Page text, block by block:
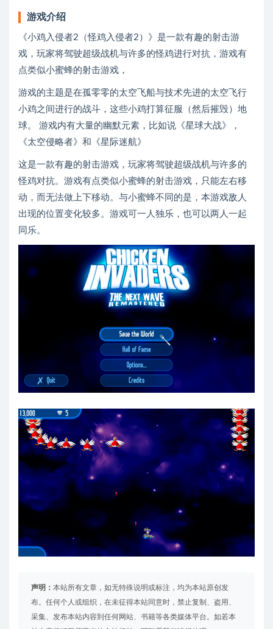
游戏介绍
《小鸡入侵者2（怪鸡入侵者2）》是一款有趣的射击游
戏，玩家将驾驶超级战机与许多的怪鸡进行对抗，游戏有
点类似小蜜蜂的射击游戏，
游戏的主题是在孤零零的太空飞船与技术先进的太空飞行
小鸡之间进行的战斗，这些小鸡打算征服（然后摧毁）地
球。 游戏内有大量的幽默元素，比如说《星球大战》，
《太空侵略者》和《星际迷航》
这是一款有趣的射击游戏，玩家将驾驶超级战机与许多的
怪鸡对抗。游戏有点类似小蜜蜂的射击游戏，只能左右移
动，而无法做上下移动。与小蜜蜂不同的是，本游戏敌人
出现的位置变化较多。游戏可一人独乐，也可以两人一起
同乐。
声明： 本站所有文章，如无特殊说明或标注，均为本站原创发
布。任何个人或组织，在未征得本站同意时，禁止复制、盗用、
采集、发布本站内容到任何网站、书籍等各类媒体平台。如若本